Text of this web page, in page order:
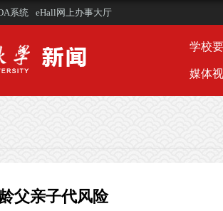
系统 eHall网上办事大厅
学校
媒体
父亲子代风险